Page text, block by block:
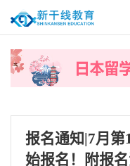
报名通知|7月
始报名！附报